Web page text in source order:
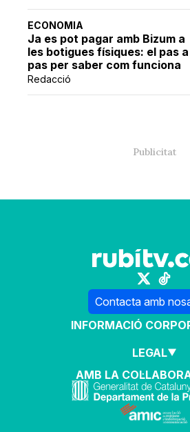
ECONOMIA
Ja es pot pagar amb Bizum a
les botigues físiques: el pas a
pas per saber com funciona
Redacció
Contacta amb
INFORMACIÓ
LEGAL
AMB LA